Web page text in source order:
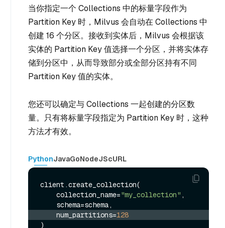
当你指定一个 Collections 中的标量字段作为
Partition Key 时，Milvus 会自动在 Collections 中
创建 16 个分区。接收到实体后，Milvus 会根据该
实体的 Partition Key 值选择一个分区，并将实体存
储到分区中，从而导致部分或全部分区持有不同
Partition Key 值的实体。
您还可以确定与 Collections 一起创建的分区数
量。只有将标量字段指定为 Partition Key 时，这种
方法才有效。
PythonJavaGoNodeJScURL
client.create_collection(
    collection_name=
"my_collection" ,
    num_partitions=
128